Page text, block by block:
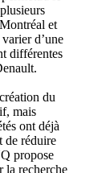
et
d’une
différentes
du
mais
ont déjà
de réduire
propose
la recherche